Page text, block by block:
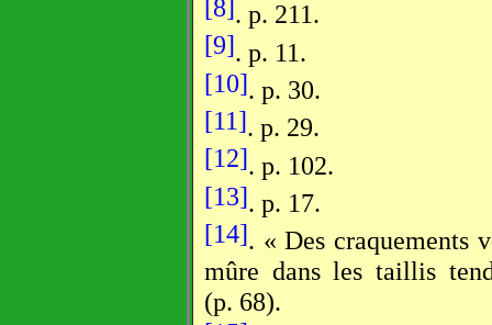
[8]. p. 211.
[9]. p. 11.
[10]. p. 30.
[11]. p. 29.
[12]. p. 102.
[13]. p. 17.
[14]. « Des craquements
mûre dans les taillis
(p. 68).